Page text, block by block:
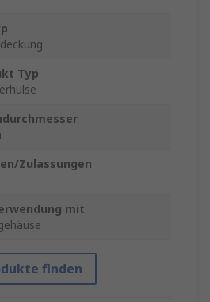
Typ
Zulassungen
mit
finden